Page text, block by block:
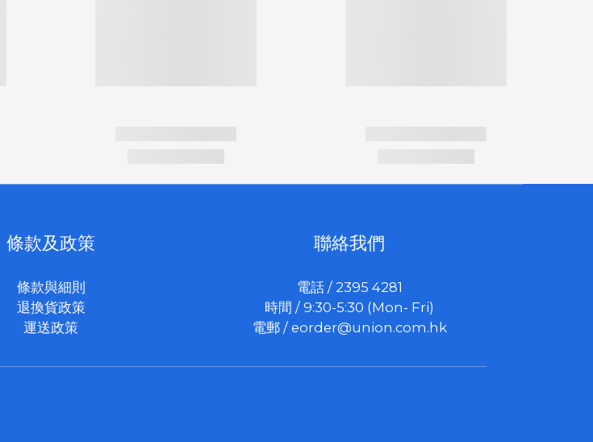
條款及政策
條款與細則
退換貨政策
運送政策
聯絡我們
電話 / 2395 4281
時間 / 9:30-5:30 (Mon- Fri)
電郵 / eorder@union.com.hk